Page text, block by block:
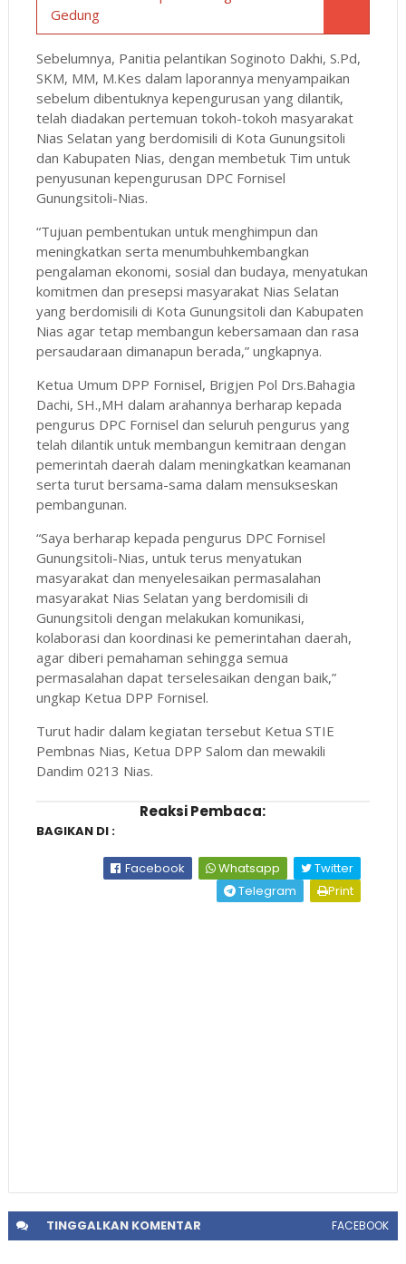
Gedung
Sebelumnya, Panitia pelantikan Soginoto Dakhi, S.Pd,
SKM, MM, M.Kes dalam laporannya menyampaikan
sebelum dibentuknya kepengurusan yang dilantik,
telah diadakan pertemuan tokoh-tokoh masyarakat
Nias Selatan yang berdomisili di Kota Gunungsitoli
dan Kabupaten Nias, dengan membetuk Tim untuk
penyusunan kepengurusan DPC Fornisel
Gunungsitoli-Nias.
“Tujuan pembentukan untuk menghimpun dan
meningkatkan serta menumbuhkembangkan
pengalaman ekonomi, sosial dan budaya, menyatukan
komitmen dan presepsi masyarakat Nias Selatan
yang berdomisili di Kota Gunungsitoli dan Kabupaten
Nias agar tetap membangun kebersamaan dan rasa
persaudaraan dimanapun berada,” ungkapnya.
Ketua Umum DPP Fornisel, Brigjen Pol Drs.Bahagia
Dachi, SH.,MH dalam arahannya berharap kepada
pengurus DPC Fornisel dan seluruh pengurus yang
telah dilantik untuk membangun kemitraan dengan
pemerintah daerah dalam meningkatkan keamanan
serta turut bersama-sama dalam mensukseskan
pembangunan.
“Saya berharap kepada pengurus DPC Fornisel
Gunungsitoli-Nias, untuk terus menyatukan
masyarakat dan menyelesaikan permasalahan
masyarakat Nias Selatan yang berdomisili di
Gunungsitoli dengan melakukan komunikasi,
kolaborasi dan koordinasi ke pemerintahan daerah,
agar diberi pemahaman sehingga semua
permasalahan dapat terselesaikan dengan baik,”
ungkap Ketua DPP Fornisel.
Turut hadir dalam kegiatan tersebut Ketua STIE
Pembnas Nias, Ketua DPP Salom dan mewakili
Dandim 0213 Nias.
Reaksi Pembaca:
BAGIKAN DI :
Facebook Whatsapp
Twitter
Telegram
Print
TINGGALKANKOMENTAR FACEBOOK